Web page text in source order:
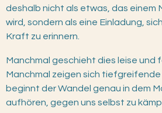
deshalb nicht als etwas, das einem
wird, sondern als eine Einladung,
Kraft zu erinnern.
Manchmal geschieht dies leise und
Manchmal zeigen sich
beginnt der Wandel genau in dem
aufhören, gegen uns selbst zu